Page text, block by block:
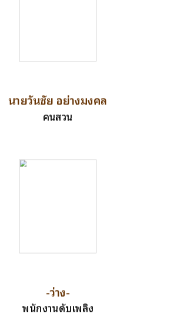
นายวันชัย อย่างมงคล
คนสวน
-ว่าง-
พนักงานดับเพลิง